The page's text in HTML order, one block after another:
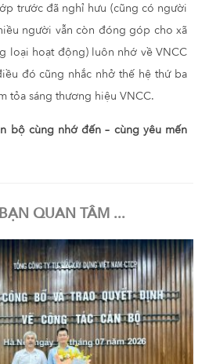
trước đã nghỉ hưu (cũng có người
người vẫn còn đóng góp cho xã
loại hoạt động) luôn nhớ về VNCC
đó cũng nhắc nhở thế hệ thứ ba
tỏa sáng thương hiệu VNCC.
bộ cùng nhớ đến – cùng yêu mến
QUAN TÂM ...